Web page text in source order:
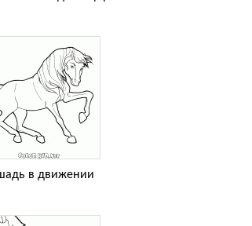
в движении